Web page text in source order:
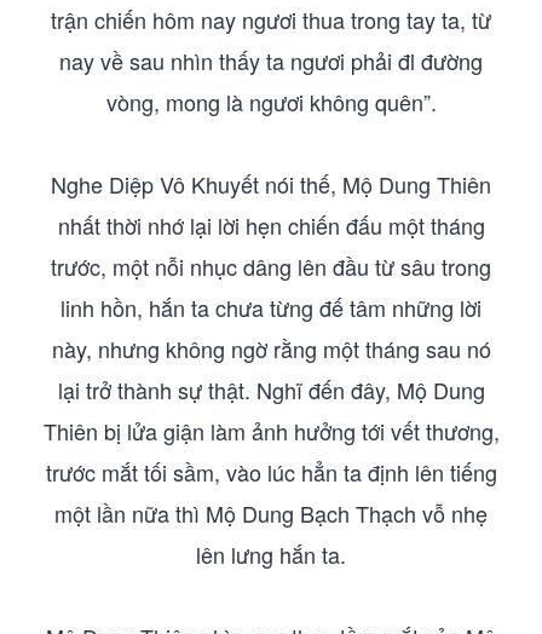
trận chiến hôm nay ngươi thua trong tay ta, từ
nay về sau nhìn thấy ta ngươi phải đl đường
vòng, mong là ngươi không quên”.
Nghe Diệp Vô Khuyết nói thế, Mộ Dung Thiên
nhất thời nhớ lại lời hẹn chiến đấu một tháng
trước, một nỗi nhục dâng lên đầu từ sâu trong
linh hồn, hắn ta chưa từng đế tâm những lời
này, nhưng không ngờ rằng một tháng sau nó
lại trở thành sự thật. Nghĩ đến đây, Mộ Dung
Thiên bị lửa giận làm ảnh hưởng tới vết thương,
trước mắt tối sầm, vào lúc hẳn ta định lên tiếng
một lần nữa thì Mộ Dung Bạch Thạch vỗ nhẹ
lên lưng hắn ta.